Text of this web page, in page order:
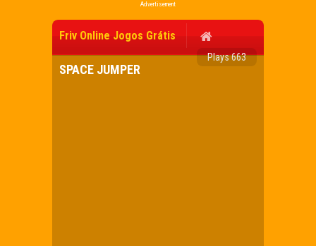
Advertisement
Friv Online Jogos Grátis
Plays 663
SPACE JUMPER